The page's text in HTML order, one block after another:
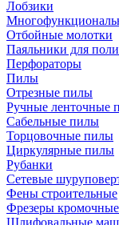
Лобзики
Отбойные молотки
Паяльники для
Перфораторы
Пилы
Отрезные пилы
Ручные ленточные
Сабельные пилы
Торцовочные пилы
Циркулярные пилы
Рубанки
Сетевые
Фены строительные
Фрезеры
Шлифовальные